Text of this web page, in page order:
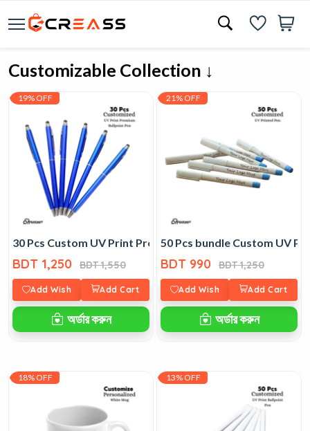
Customizable Collection ↓
19% OFF
30 Pcs Custom UV Print Premium Pen
BDT 1,250 BDT 1,550
Add Wish Add Cart
অর্ডার করুন
21% OFF
50 Pcs bundle Custom UV
BDT 990 BDT 1,250
Add Wish Add Cart
অর্ডার করুন
18% OFF 13% OFF